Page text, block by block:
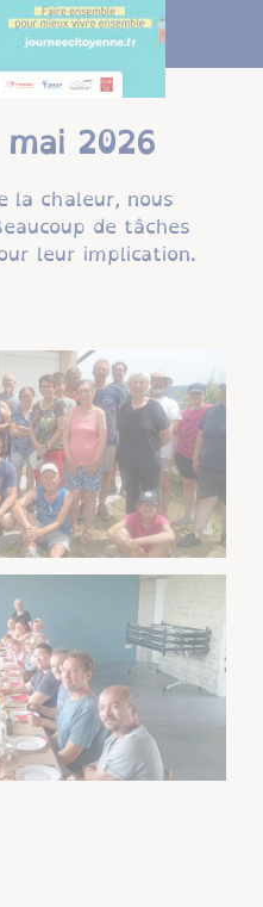
2026
la chaleur, nous
de tâches
leur implication.